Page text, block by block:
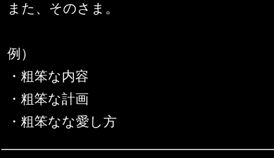
また、そのさま。
例）
・粗笨な内容
・粗笨な計画
・粗笨なな愛し方